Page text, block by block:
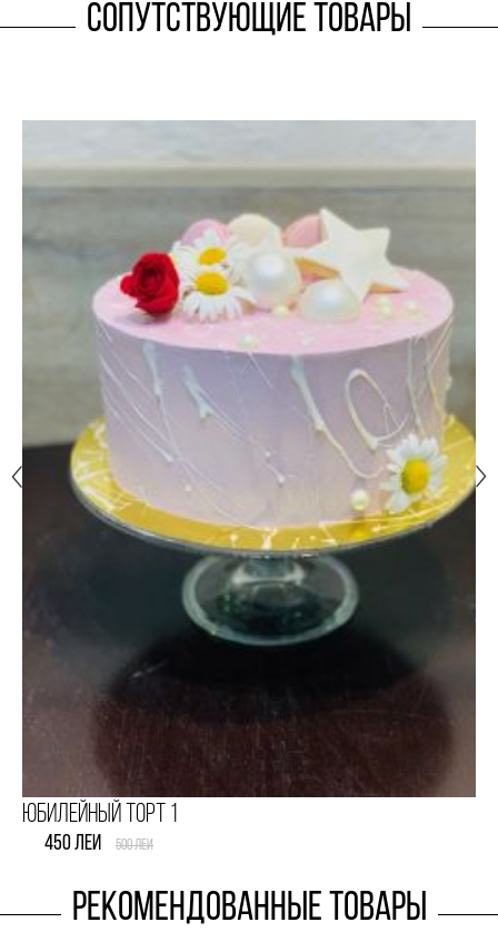
Сопутствующие товары
Юбилейный торт 2
2050 леи
Рекомендованные товары